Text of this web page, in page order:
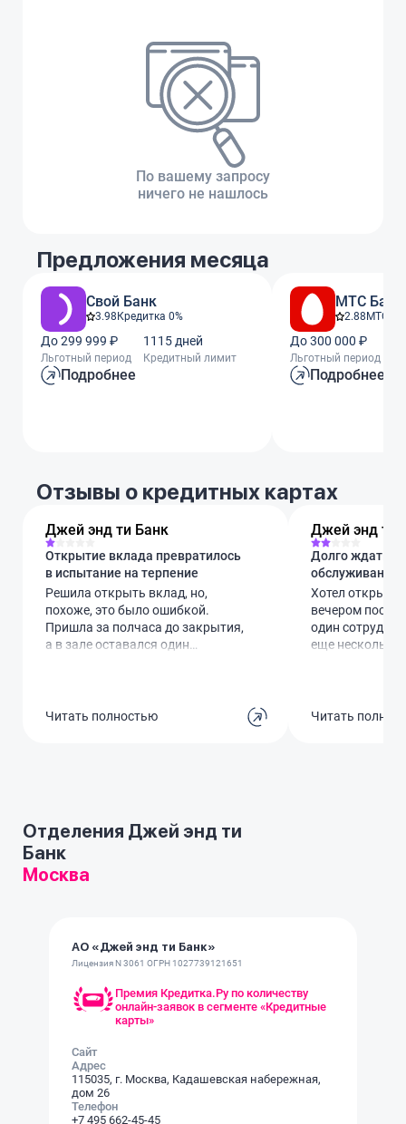
По вашему запросу
ничего не нашлось
Предложения месяца
Свой Банк
3.98 Кредитка 0%
До 299 999 ₽
Льготный период
1115 дней
Кредитный лимит
Подробнее
МТС Банк
2.88 МТС
До 300 000 ₽
Льготный период
Подробнее
Отзывы о кредитных картах
Джей энд ти Банк
Открытие вклада превратилось
в испытание на терпение
Решила открыть вклад, но,
похоже, это было ошибкой.
Пришла за полчаса до закрытия,
а в зале оставался один
Клиента передо мной оформляли
просто никакая.
Читать полностью
Джей энд ти
Долго ждать,
обслуживание
Хотел открыть
вечером после
один
еще несколько
ждать два
Читать
Отделения Джей энд ти
Банк
Москва
АО «Джей энд ти Банк»
Лицензия N 3061 ОГРН 1027739121651
Премия Кредитка.Ру по количеству
онлайн-заявок в сегменте «Кредитные
карты»
Сайт
Адрес
115035, г. Москва, Кадашевская набережная,
дом 26
Телефон
+7 495 662-45-45